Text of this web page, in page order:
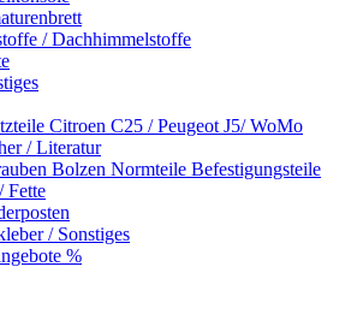
/ Dachhimmelstoffe
Citroen C25 / Peugeot J5/ WoMo
/ Literatur
Bolzen Normteile Befestigungsteile
Fette
/ Sonstiges
%